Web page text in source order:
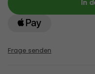
In
Frage senden